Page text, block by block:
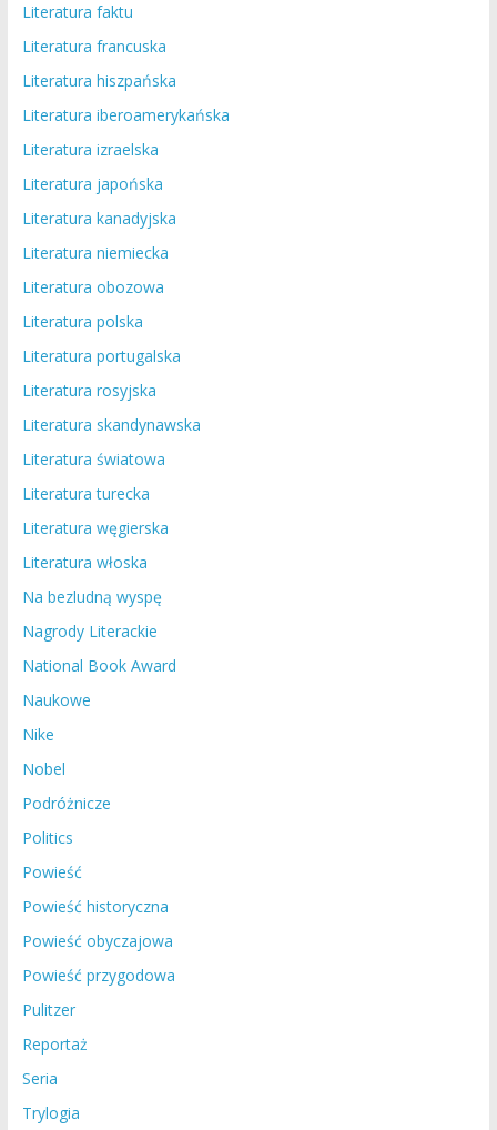
Literatura faktu
Literatura francuska
Literatura hiszpańska
Literatura iberoamerykańska
Literatura izraelska
Literatura japońska
Literatura kanadyjska
Literatura niemiecka
Literatura obozowa
Literatura polska
Literatura portugalska
Literatura rosyjska
Literatura skandynawska
Literatura światowa
Literatura turecka
Literatura węgierska
Literatura włoska
Na bezludną wyspę
Nagrody Literackie
National Book Award
Naukowe
Nike
Nobel
Podróżnicze
Politics
Powieść
Powieść historyczna
Powieść obyczajowa
Powieść przygodowa
Pulitzer
Reportaż
Seria
Trylogia